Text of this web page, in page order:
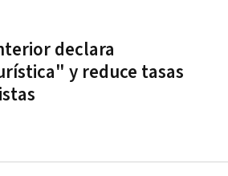
declara
y reduce tasas